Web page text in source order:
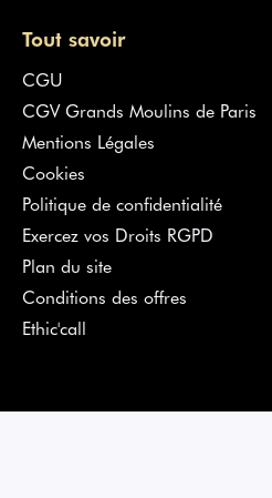
Tout savoir
CGU
CGV Grands Moulins de Paris
Mentions Légales
Cookies
Politique de confidentialité
Exercez vos Droits RGPD
Plan du site
Conditions des offres
Ethic'call